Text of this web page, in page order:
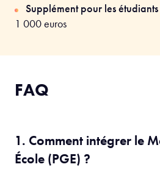
Supplément pour les
1 000 euros
FAQ
1. Comment intégrer le
École (PGE) ?